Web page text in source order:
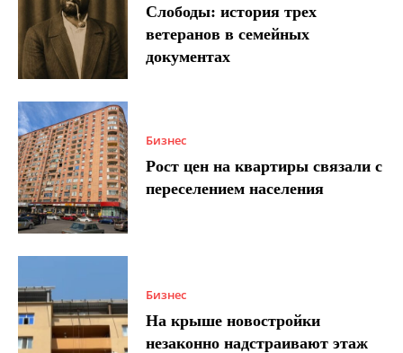
Слободы: история трех
ветеранов в семейных
документах
Бизнес
Рост цен на квартиры связали с
переселением населения
Бизнес
На крыше новостройки
незаконно надстраивают этаж